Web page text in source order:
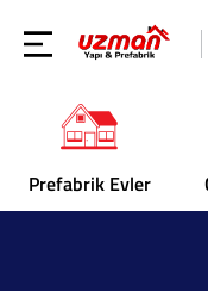
Prefabrik Evler